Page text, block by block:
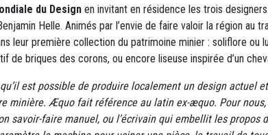
du Design en invitant en résidence les trois
Helle. Animés par l’envie de faire valoir la région au
leur première collection du patrimoine minier : soliflore ou
de briques des corons, ou encore liseuse inspirée d’un
est possible de produire localement un design actuel
minière. Æquo fait référence au latin ex-æquo. Pour
savoir-faire manuel, ou l’écrivain qui embellit les propos